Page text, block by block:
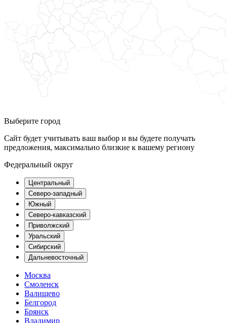
Выберите город
Сайт будет учитывать ваш выбор и вы будете получать
предложения, максимально близкие к вашему региону
Федеральный округ
Центральный
Северо-западный
Южный
Северо-кавказский
Приволжский
Уральский
Сибирский
Дальневосточный
Москва
Смоленск
Валищево
Белгород
Брянск
Владимир